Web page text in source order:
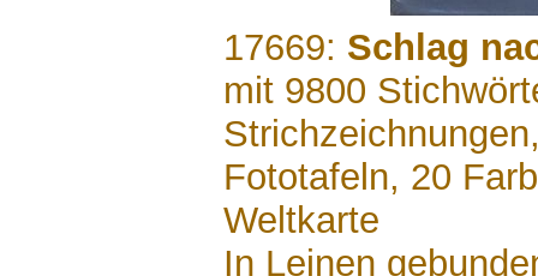
17669: Schlag
mit 9800
Fototafeln, 20
Weltkarte
In Leinen